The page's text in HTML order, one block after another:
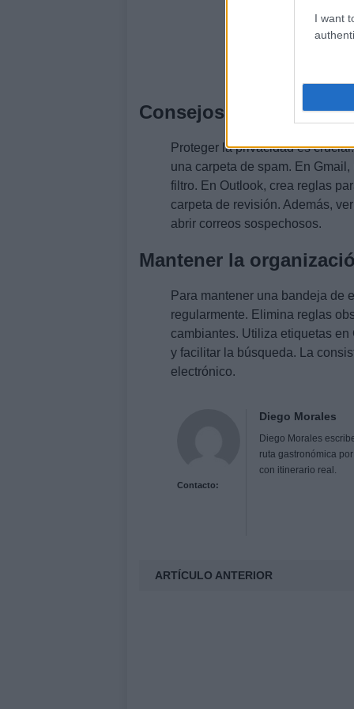
I want
Consejos de
Proteger la privacidad es
una carpeta de spam. En
filtro. En Outlook, crea reglas
carpeta de revisión. Además,
abrir correos sospechosos.
Mantener la
Para mantener una bandeja de
regularmente. Elimina reglas
cambiantes. Utiliza etiquetas
y facilitar la búsqueda. La
electrónico.
Contacto:
Diego Morales
Diego Morales
ruta gastronómica
con itinerario real.
ARTÍCULO ANTERIOR